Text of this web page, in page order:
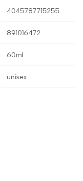
4045787715255
891016472
60ml
unisex